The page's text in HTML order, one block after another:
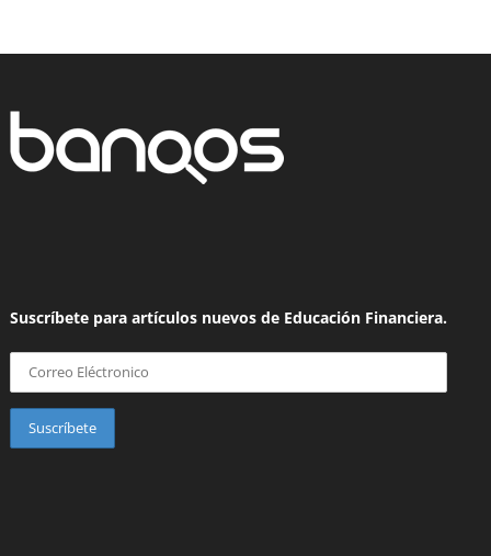
Suscríbete para artículos nuevos de Educación Financiera.